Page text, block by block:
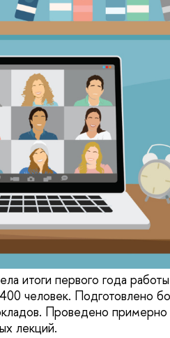
итоги первого года
человек. Подготовлено
Проведено
лекций.